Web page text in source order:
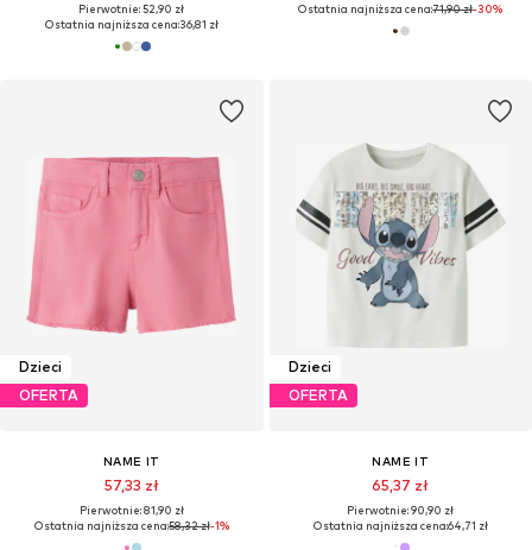
Pierwotnie: 52,90 zł
Ostatnia najniższa cena:36,81 zł
Ostatnia najniższa cena:71,90 zł-30%
Dzieci
OFERTA
NAME IT
57,33 zł
Pierwotnie: 81,90 zł
Ostatnia najniższa cena:58,32 zł-1%
Dzieci
OFERTA
NAME IT
65,37 zł
Pierwotnie: 90,90 zł
Ostatnia najniższa cena:64,71 zł